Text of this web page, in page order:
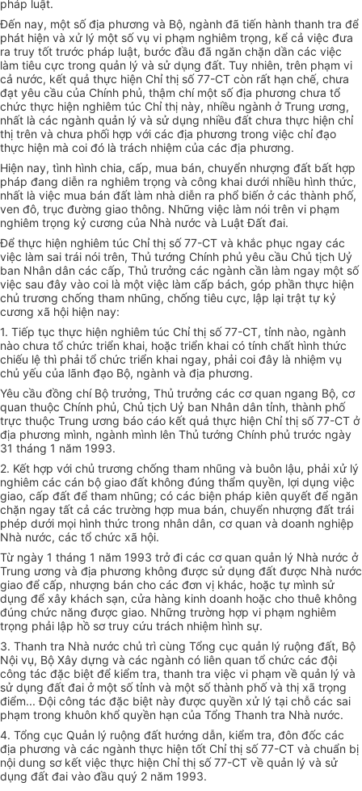
pháp luật.
Đến nay, một số địa phương và Bộ, ngành đã tiến hành thanh tra để
phát hiện và xử lý một số vụ vi phạm nghiêm trọng, kể cả việc đưa
ra truy tốt trước pháp luật, bước đầu đã ngăn chặn dần các việc
làm tiêu cực trong quản lý và sử dụng đất. Tuy nhiên, trên phạm vi
cả nước, kết quả thực hiện Chỉ thị số 77-CT còn rất hạn chế, chưa
đạt yêu cầu của Chính phủ, thậm chí một số địa phương chưa tổ
chức thực hiện nghiêm túc Chỉ thị này, nhiều ngành ở Trung ương,
nhất là các ngành quản lý và sử dụng nhiều đất chưa thực hiện chỉ
thị trên và chưa phối hợp với các địa phương trong việc chỉ đạo
thực hiện mà coi đó là trách nhiệm của các địa phương.
Hiện nay, tình hình chia, cấp, mua bán, chuyển nhượng đất bất hợp
pháp đang diễn ra nghiêm trọng và công khai dưới nhiều hình thức,
nhất là việc mua bán đất làm nhà diễn ra phổ biến ở các thành phố,
ven đô, trục đường giao thông. Những việc làm nói trên vi phạm
nghiêm trọng kỷ cương của Nhà nước và Luật Đất đai.
Để thực hiện nghiêm túc Chỉ thị số 77-CT và khắc phục ngay các
việc làm sai trái nói trên, Thủ tướng Chính phủ yêu cầu Chủ tịch Uỷ
ban Nhân dân các cấp, Thủ trưởng các ngành cần làm ngay một số
việc sau đây vào coi là một việc làm cấp bách, góp phần thực hiện
chủ trương chống tham nhũng, chống tiêu cực, lập lại trật tự kỷ
cương xã hội hiện nay:
1. Tiếp tục thực hiện nghiêm túc Chỉ thị số 77-CT, tỉnh nào, ngành
nào chưa tổ chức triển khai, hoặc triển khai có tính chất hình thức
chiếu lệ thì phải tổ chức triển khai ngay, phải coi đây là nhiệm vụ
chủ yếu của lãnh đạo Bộ, ngành và địa phương.
Yêu cầu đồng chí Bộ trưởng, Thủ trưởng các cơ quan ngang Bộ, cơ
quan thuộc Chính phủ, Chủ tịch Uỷ ban Nhân dân tỉnh, thành phố
trực thuộc Trung ương báo cáo kết quả thực hiện Chỉ thị số 77-CT ở
địa phương mình, ngành mình lên Thủ tướng Chính phủ trước ngày
31 tháng 1 năm 1993.
2. Kết hợp với chủ trương chống tham nhũng và buôn lậu, phải xử lý
nghiêm các cán bộ giao đất không đúng thẩm quyền, lợi dụng việc
giao, cấp đất để tham nhũng; có các biện pháp kiên quyết để ngăn
chặn ngay tất cả các trường hợp mua bán, chuyển nhượng đất trái
phép dưới mọi hình thức trong nhân dân, cơ quan và doanh nghiệp
Nhà nước, các tổ chức xã hội.
Từ ngày 1 tháng 1 năm 1993 trở đi các cơ quan quản lý Nhà nước ở
Trung ương và địa phương không được sử dụng đất được Nhà nước
giao để cấp, nhượng bán cho các đơn vị khác, hoặc tự mình sử
dụng để xây khách sạn, cửa hàng kinh doanh hoặc cho thuê không
đúng chức năng được giao. Những trường hợp vi phạm nghiêm
trọng phải lập hồ sơ truy cứu trách nhiệm hình sự.
3. Thanh tra Nhà nước chủ trì cùng Tổng cục quản lý ruộng đất, Bộ
Nội vụ, Bộ Xây dựng và các ngành có liên quan tổ chức các đội
công tác đặc biệt để kiểm tra, thanh tra việc vi phạm về quản lý và
sử dụng đất đai ở một số tỉnh và một số thành phố và thị xã trọng
điểm... Đội công tác đặc biệt này được quyền xử lý tại chỗ các sai
phạm trong khuôn khổ quyền hạn của Tổng Thanh tra Nhà nước.
4. Tổng cục Quản lý ruộng đất hướng dẫn, kiểm tra, đôn đốc các
địa phương và các ngành thực hiện tốt Chỉ thị số 77-CT và chuẩn bị
nội dung sơ kết việc thực hiện Chỉ thị số 77-CT về quản lý và sử
dụng đất đai vào đầu quý 2 năm 1993.